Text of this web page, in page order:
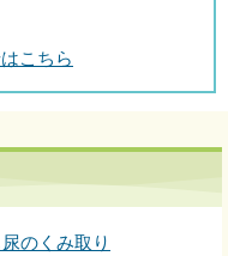
こちら
のくみ取り